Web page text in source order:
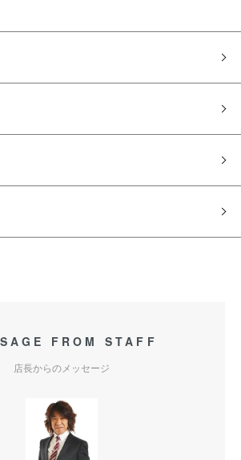
FROM STAFF
店長からのメッセージ